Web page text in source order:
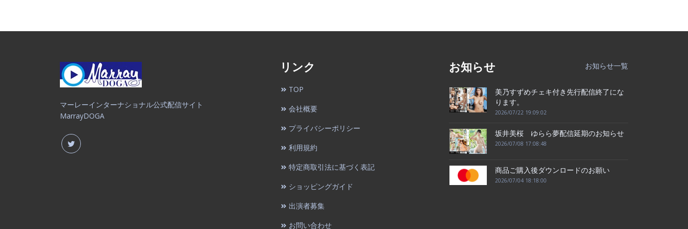
マーレーインターナショナル公式配信サイト
MarrayDOGA
リンク
TOP
会社概要
プライバシーポリシー
利用規約
特定商取引法に基づく表記
ショッピングガイド
出演者募集
お問い合わせ
お知らせ お知らせ一覧
美乃すずめチェキ付き先行配信終了にな
ります。
2026/07/22 19:09:02
坂井美桜 ゆらら夢配信延期のお知らせ
2026/07/08 17:08:48
商品ご購入後ダウンロードのお願い
2026/07/04 18:18:00